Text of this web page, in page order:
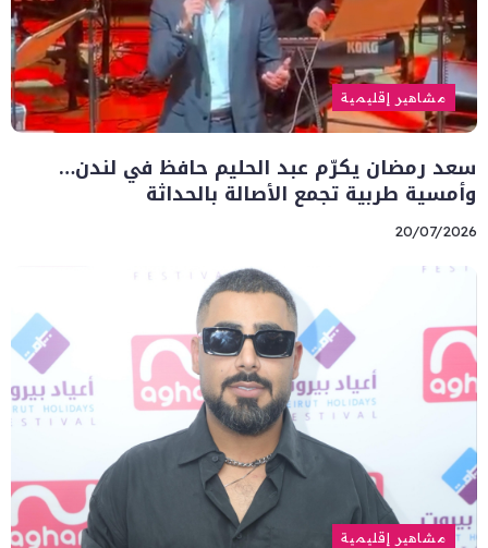
مشاهير إقليمية
سعد رمضان يكرّم عبد الحليم حافظ في لندن…
وأمسية طربية تجمع الأصالة بالحداثة
20/07/2026
مشاهير إقليمية